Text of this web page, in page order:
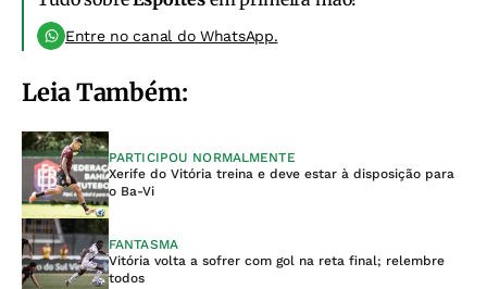
Entre no canal do WhatsApp.
Leia Também:
PARTICIPOU NORMALMENTE
Xerife do Vitória treina e deve estar à disposição para
o Ba-Vi
FANTASMA
Vitória volta a sofrer com gol na reta final; relembre
todos